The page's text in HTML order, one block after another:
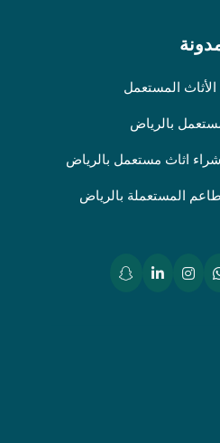
الأثاث المستعمل
بالرياض
اثاث مستعمل بالرياض
المستعملة بالرياض